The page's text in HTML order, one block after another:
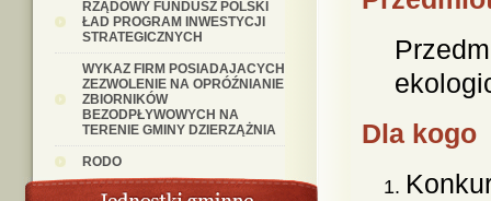
RZĄDOWY FUNDUSZ POLSKI
ŁAD PROGRAM INWESTYCJI
STRATEGICZNYCH
WYKAZ FIRM POSIADAJACYCH
ZEZWOLENIE NA OPRÓŹNIANIE
ZBIORNIKÓW
BEZODPŁYWOWYCH NA
TERENIE GMINY DZIERZĄŻNIA
RODO
Dla kogo